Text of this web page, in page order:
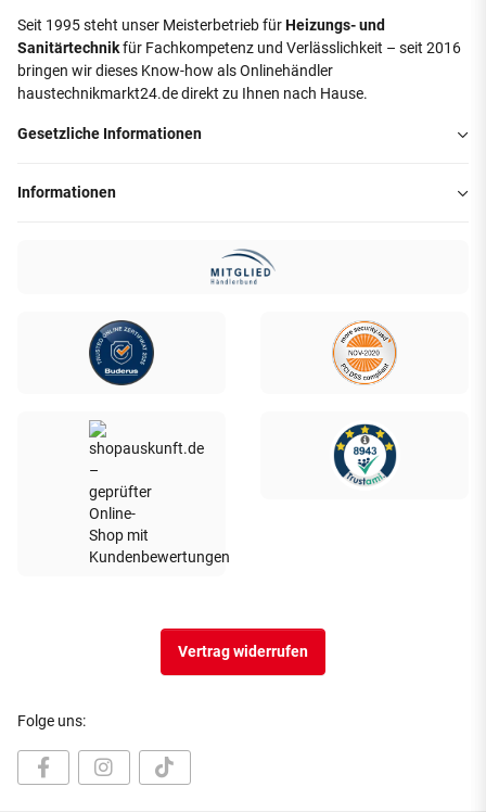
Seit 1995 steht unser Meisterbetrieb fürHeizungs- und
Sanitärtechnikfür Fachkompetenz und Verlässlichkeit – seit 2016
bringen wir dieses Know-how als Onlinehändler
haustechnikmarkt24.de direkt zu Ihnen nach Hause.
Gesetzliche Informationen
Informationen
Vertrag widerrufen
Folge uns: